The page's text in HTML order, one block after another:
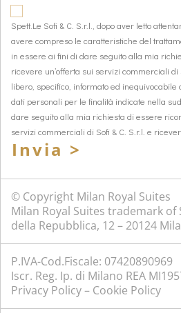
Spett.Le Sofi & C. S.r.l., dopo aver letto
avere compreso le caratteristiche del
in essere ai fini di dare seguito alla mia
ricevere un’offerta sui servizi commerciali di
libero, specifico, informato ed inequivocabile
dati personali per le finalità indicate nella
dare seguito alla mia richiesta di essere
servizi commerciali di Sofi & C. S.r.l. e
Invia >
© Copyright Milan Royal Suites
Milan Royal Suites trademark of
della Repubblica, 12 – 20124
P.IVA-Cod.Fiscale: 07420890969
Iscr. Reg. Ip. di Milano REA
Privacy Policy– Cookie Policy